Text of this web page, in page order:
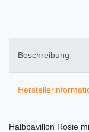
Beschreibung
Halbpavillon Rosie